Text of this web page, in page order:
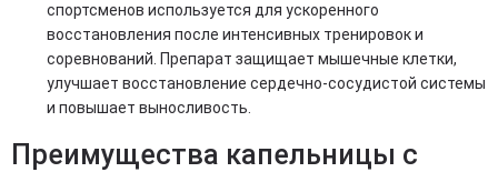
спортсменов используется для ускоренного
восстановления после интенсивных тренировок и
соревнований. Препарат защищает мышечные клетки,
улучшает восстановление сердечно-сосудистой системы
и повышает выносливость.
Преимущества капельницы с